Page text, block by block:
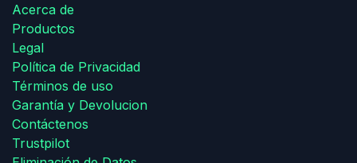
Acerca de
Productos
Legal
Política de Privacidad
Términos de uso
Garantía y Devolucion
Contáctenos
Trustpilot